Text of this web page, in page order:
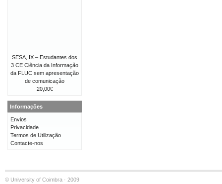
SESA, IX – Estudantes dos
3 CE Ciência da Informação
da FLUC sem apresentação
de comunicação
20,00€
Informações
Envios
Privacidade
Termos de Utilização
Contacte-nos
© University of Coimbra · 2009